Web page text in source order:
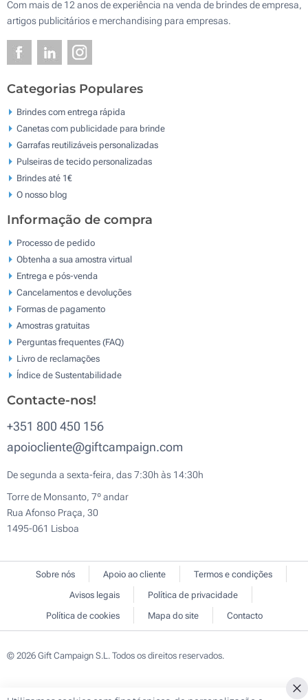
Com mais de 12 anos de experiência na venda de brindes de empresa,
artigos publicitários e merchandising para empresas.
Categorias Populares
Brindes com entrega rápida
Canetas com publicidade para brinde
Garrafas reutilizáveis personalizadas
Pulseiras de tecido personalizadas
Brindes até 1€
O nosso blog
Informação de compra
Processo de pedido
Obtenha a sua amostra virtual
Entrega e pós-venda
Cancelamentos e devoluções
Formas de pagamento
Amostras gratuitas
Perguntas frequentes (FAQ)
Livro de reclamaçōes
Índice de Sustentabilidade
Contacte-nos!
+351 800 450 156
apoiocliente@giftcampaign.com
De segunda a sexta-feira, das 7:30h às 14:30h
Torre de Monsanto, 7º andar
Rua Afonso Praça, 30
1495-061 Lisboa
Sobre nós Apoio ao cliente
Termos e condições
Avisos legais
Política de privacidade
Política de cookies
Mapa do site Contacto
© 2026 Gift Campaign S.L. Todos os direitos reservados.